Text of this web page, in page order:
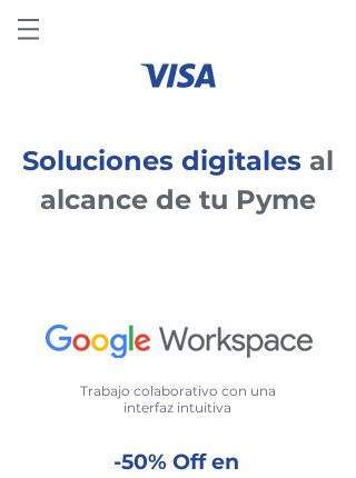
Soluciones digitales al
alcance de tu Pyme
-50% Off en
Trabajo colaborativo con una
interfaz intuitiva